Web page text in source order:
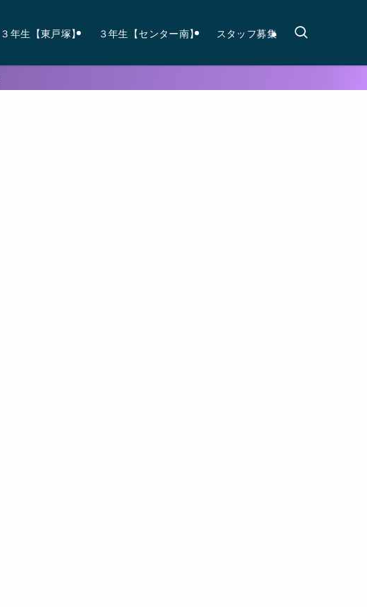
３年生【東戸塚】 ３年生【センター南】 スタッフ募集